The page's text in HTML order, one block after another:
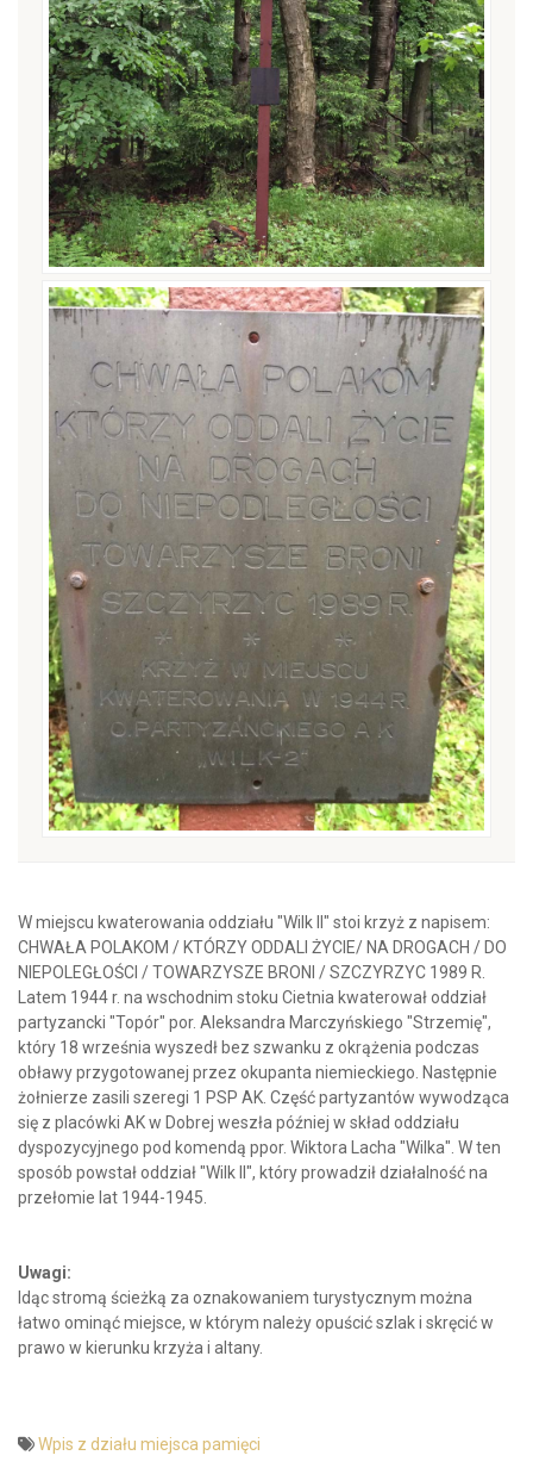
W miejscu kwaterowania oddziału "Wilk II" stoi krzyż z napisem:
CHWAŁA POLAKOM / KTÓRZY ODDALI ŻYCIE/ NA DROGACH / DO
NIEPOLEGŁOŚCI / TOWARZYSZE BRONI / SZCZYRZYC 1989 R.
Latem 1944 r. na wschodnim stoku Cietnia kwaterował oddział
partyzancki "Topór" por. Aleksandra Marczyńskiego "Strzemię",
który 18 września wyszedł bez szwanku z okrążenia podczas
obławy przygotowanej przez okupanta niemieckiego. Następnie
żołnierze zasili szeregi 1 PSP AK. Część partyzantów wywodząca
się z placówki AK w Dobrej weszła później w skład oddziału
dyspozycyjnego pod komendą ppor. Wiktora Lacha "Wilka". W ten
sposób powstał oddział "Wilk II", który prowadził działalność na
przełomie lat 1944-1945.
Uwagi:
Idąc stromą ścieżką za oznakowaniem turystycznym można
łatwo ominąć miejsce, w którym należy opuścić szlak i skręcić w
prawo w kierunku krzyża i altany.
Wpis z działu miejsca pamięci